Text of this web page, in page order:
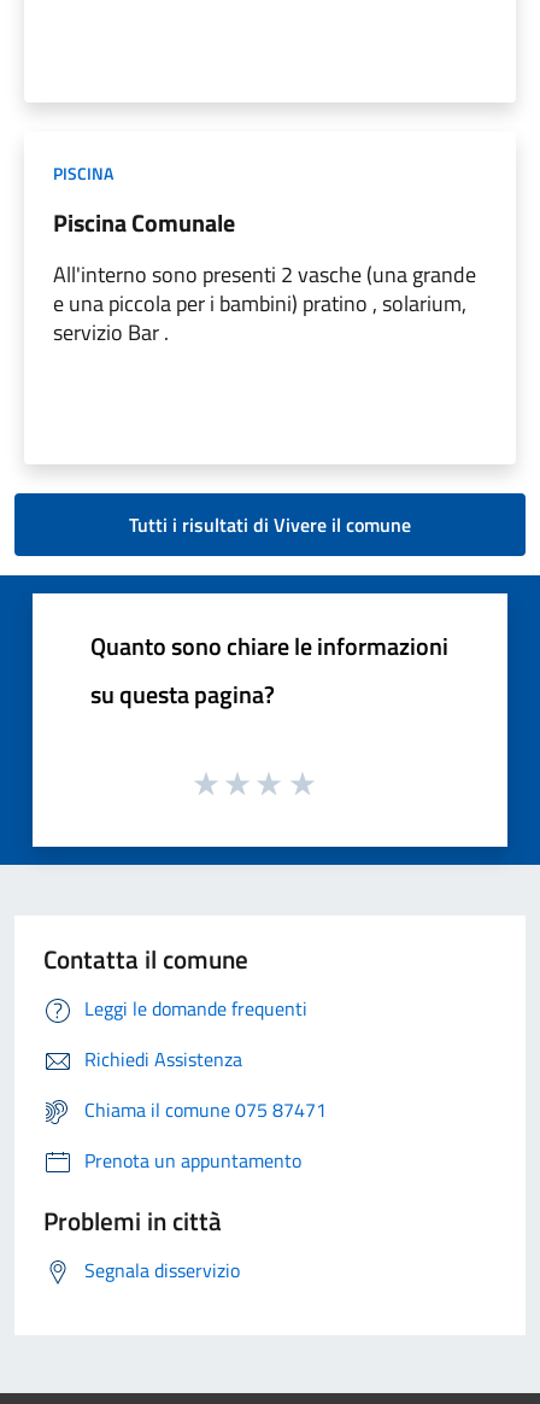
PISCINA
Piscina Comunale
All'interno sono presenti 2 vasche (una grande
e una piccola per i bambini) pratino , solarium,
servizio Bar .
Tutti i risultati di Vivere il comune
Quanto sono chiare le informazioni
su questa pagina?
Contatta il comune
Leggi le domande frequenti
Richiedi Assistenza
Chiama il comune 075 87471
Prenota un appuntamento
Problemi in città
Segnala disservizio